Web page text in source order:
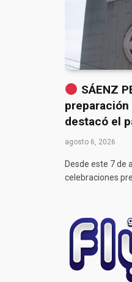
SÁENZ
destacó el
agosto 6, 2026
Desde este 7 de
celebraciones